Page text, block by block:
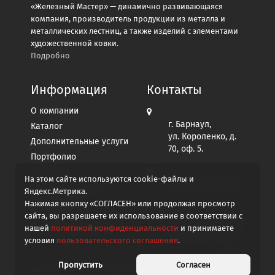
«Железный Мастер» — динамично развивающаяся
компания, производитель продукции из металла и
металлических лестниц, а также изделий с элементами
художественной ковки.
Подробно
Информация
О компании
Каталог
Дополнительные услуги
Портфолио
Пользовательское
соглашение
Политика
конфиденциальности
Контакты
г. Барнаул,
ул. Короленко, д.
70, оф. 5.
afgo2012@yandex.ru
+7 913 267-96-99
Написать в MAX
© 2008-2026 Железный мастер
На этом сайте используются cookie-файлы и
Яндекс.Метрика.
Нажимая кнопку «СОГЛАСЕН» или продолжая просмотр
сайта, вы разрешаете их использование в соответствии с
нашей политикой конфиденциальности и принимаете
условия пользовательского соглашения.
Пропустить Согласен